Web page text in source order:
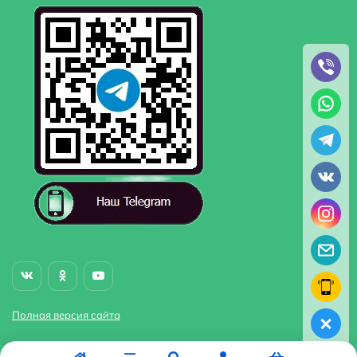
Полная версия сайта